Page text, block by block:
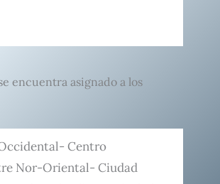
encuentra asignado a los
Centro
Nor-Oriental- Ciudad